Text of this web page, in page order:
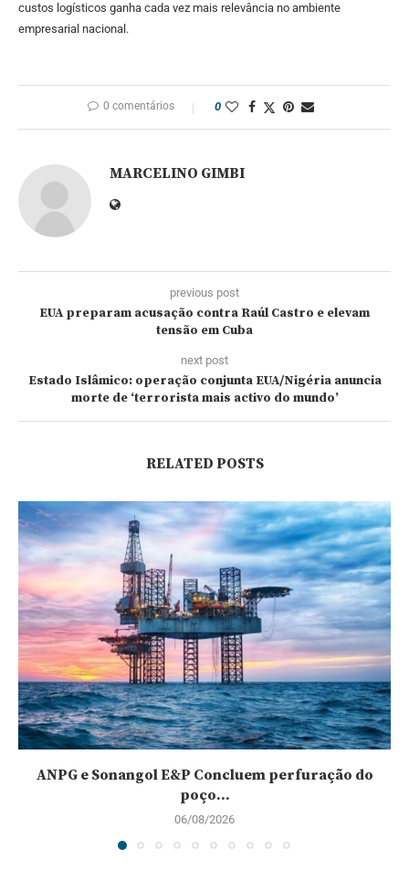
custos logísticos ganha cada vez mais relevância no ambiente
empresarial nacional.
0 comentários 0
MARCELINO GIMBI
previous post
EUA preparam acusação contra Raúl Castro e elevam
tensão em Cuba
next post
Estado Islâmico: operação conjunta EUA/Nigéria anuncia
morte de ‘terrorista mais activo do mundo’
RELATED POSTS
ANPG e Sonangol E&P Concluem perfuração do
poço...
06/08/2026